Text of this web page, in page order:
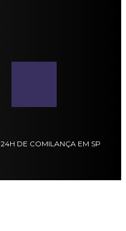
24H DE COMILANÇA EM SP